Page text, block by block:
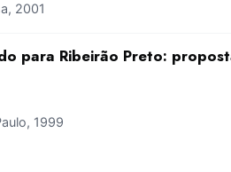
2001
para Ribeirão Preto:
1999